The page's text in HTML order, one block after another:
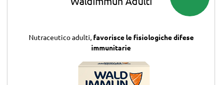
Nutraceutico adulti, favorisce le fisiologiche difese
immunitarie